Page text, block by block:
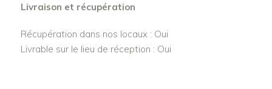
Livraison et récupération
Récupération dans nos locaux : Oui
Livrable sur le lieu de réception : Oui